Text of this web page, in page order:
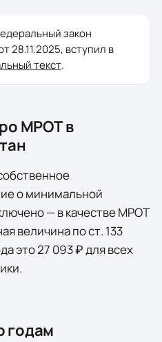
закон
28.11.2025, вступил в
текст.
МРОТ в
о минимальной
— в качестве МРОТ
величина по ст. 133
это 27 093 ₽ для всех
годам